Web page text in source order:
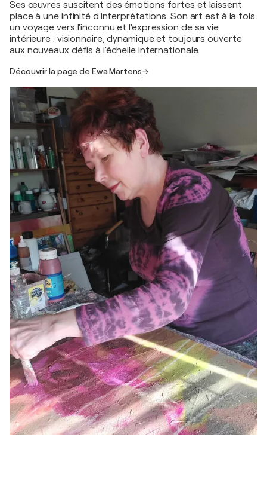
Ses œuvres suscitent des émotions fortes et laissent
place à une infinité d'interprétations. Son art est à la fois
un voyage vers l'inconnu et l'expression de sa vie
intérieure : visionnaire, dynamique et toujours ouverte
aux nouveaux défis à l'échelle internationale.
Découvrir la page de Ewa Martens